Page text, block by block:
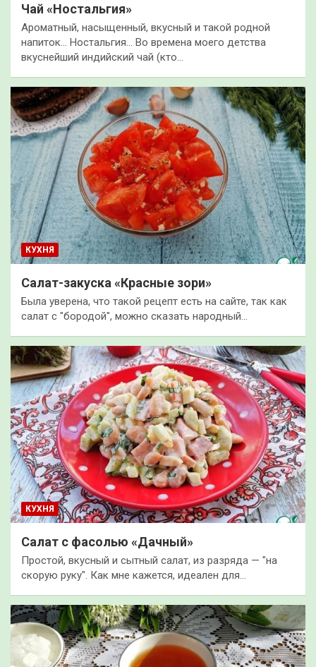
Чай «Ностальгия»
Ароматный, насыщенный, вкусный и такой родной
напиток… Ностальгия… Во времена моего детства
вкуснейший индийский чай (кто…
КУХНЯ
Салат-закуска «Красные зори»
Была уверена, что такой рецепт есть на сайте, так как
салат с "бородой", можно сказать народный…
КУХНЯ
Салат с фасолью «Дачный»
Простой, вкусный и сытный салат, из разряда — "на
скорую руку". Как мне кажется, идеален для…